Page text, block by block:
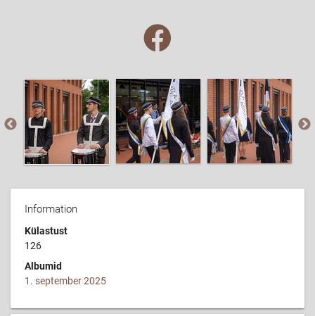
Information
Külastust
126
Albumid
1. september 2025